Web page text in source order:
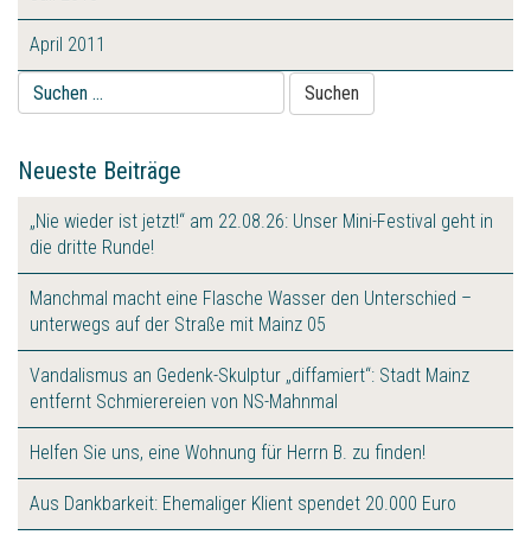
April 2011
Suche
nach:
Neueste Beiträge
„Nie wieder ist jetzt!“ am 22.08.26: Unser Mini-Festival geht in
die dritte Runde!
Manchmal macht eine Flasche Wasser den Unterschied –
unterwegs auf der Straße mit Mainz 05
Vandalismus an Gedenk-Skulptur „diffamiert“: Stadt Mainz
entfernt Schmierereien von NS-Mahnmal
Helfen Sie uns, eine Wohnung für Herrn B. zu finden!
Aus Dankbarkeit: Ehemaliger Klient spendet 20.000 Euro